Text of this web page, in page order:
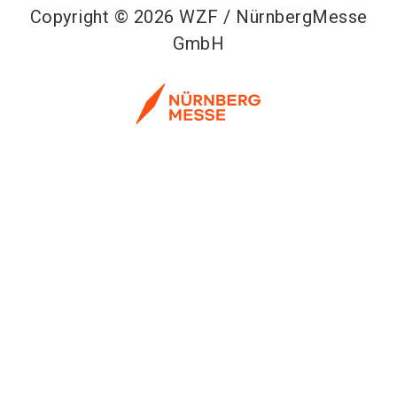
Copyright © 2026 WZF / NürnbergMesse
GmbH